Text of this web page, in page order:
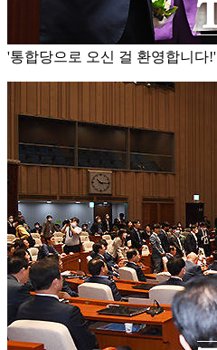
'통합당으로 오신 걸 환영합니다!'